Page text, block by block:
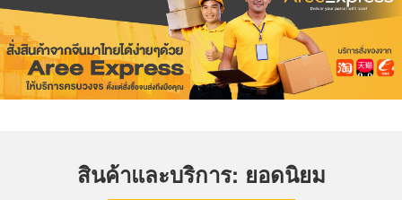
สินค้าและบริการ: ยอดนิยม